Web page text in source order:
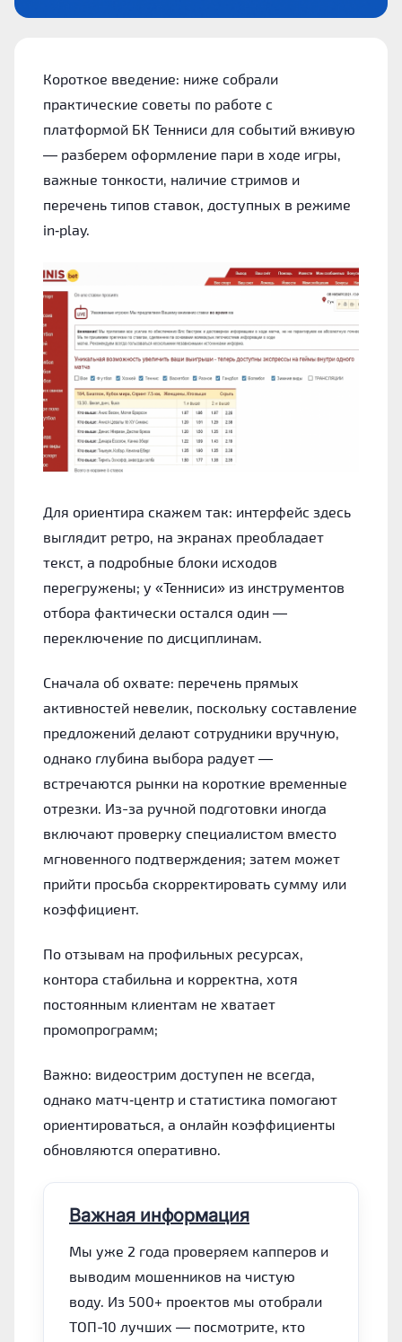
Короткое введение: ниже собрали
практические советы по работе с
платформой БК Тенниси для событий вживую
— разберем оформление пари в ходе игры,
важные тонкости, наличие стримов и
перечень типов ставок, доступных в режиме
in‑play.
Для ориентира скажем так: интерфейс здесь
выглядит ретро, на экранах преобладает
текст, а подробные блоки исходов
перегружены; у «Тенниси» из инструментов
отбора фактически остался один —
переключение по дисциплинам.
Сначала об охвате: перечень прямых
активностей невелик, поскольку составление
предложений делают сотрудники вручную,
однако глубина выбора радует —
встречаются рынки на короткие временные
отрезки. Из-за ручной подготовки иногда
включают проверку специалистом вместо
мгновенного подтверждения; затем может
прийти просьба скорректировать сумму или
коэффициент.
По отзывам на профильных ресурсах,
контора стабильна и корректна, хотя
постоянным клиентам не хватает
промопрограмм;
Важно: видеострим доступен не всегда,
однако матч‑центр и статистика помогают
ориентироваться, а онлайн коэффициенты
обновляются оперативно.
Важная информация
Мы уже 2 года проверяем капперов и
выводим мошенников на чистую
воду. Из 500+ проектов мы отобрали
ТОП-10 лучших — посмотрите, кто